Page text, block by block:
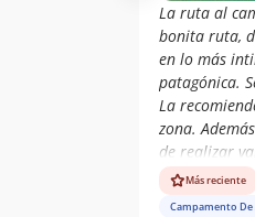
La ruta al
bonita ruta,
en lo más
patagónica.
La
zona.
de realizar
esta ruta),
guste
Más reciente
Campamento